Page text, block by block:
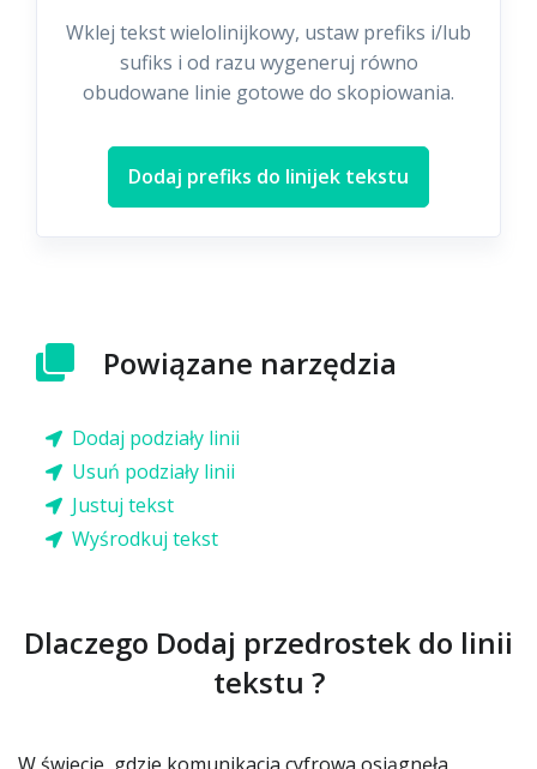
Wklej tekst wielolinijkowy, ustaw prefiks i/lub
sufiks i od razu wygeneruj równo
obudowane linie gotowe do skopiowania.
Dodaj prefiks do linijek tekstu
Powiązane narzędzia
Dodaj podziały linii
Usuń podziały linii
Justuj tekst
Wyśrodkuj tekst
Dlaczego Dodaj przedrostek do linii
tekstu ?
W świecie, gdzie komunikacja cyfrowa osiągnęła